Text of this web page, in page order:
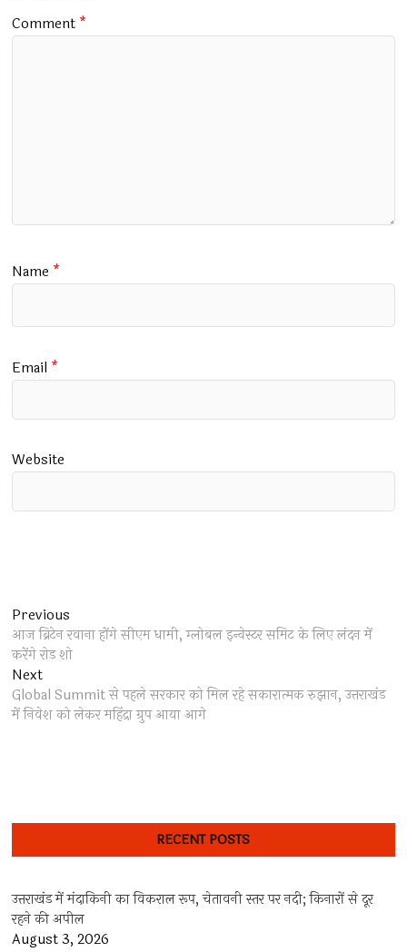
Comment *
Name *
Email *
Website
Post
navigation
Previous
post:
आज ब्रिटेन रवाना होंगे सीएम धामी, ग्लोबल इन्वेस्टर समिट के लिए लंदन में
करेंगे रोड शो
NextNext
post:
Global Summit से पहले सरकार को मिल रहे सकारात्मक रुझान, उत्तराखंड
में निवेश को लेकर महिंद्रा ग्रुप आया आगे
RECENT POSTS
उत्तराखंड में मंदाकिनी का विकराल रूप, चेतावनी स्तर पर नदी; किनारों से दूर
रहने की अपील
August 3, 2026